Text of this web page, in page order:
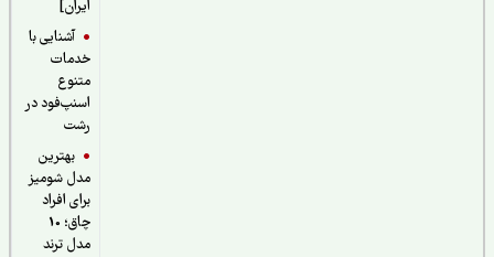
آشنایی با
خدمات
اسنپ‌فود در
بهترین
مدل شومیز
برای افراد
چاق؛ 10
مدل ترند